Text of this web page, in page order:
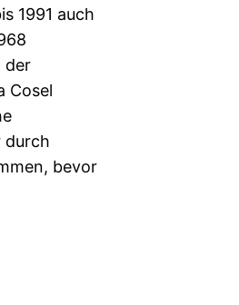
1991 auch
der
Cosel
durch
bevor